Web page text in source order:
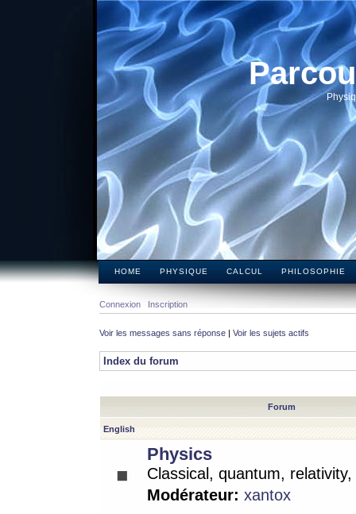
HOME PHYSIQUE CALCUL PHILOSOPHIE
Connexion Inscription
Voir les messages sans réponse | Voir les sujets actifs
Index du forum
Forum
English
Physics
Classical, quantum,
Modérateur: xantox